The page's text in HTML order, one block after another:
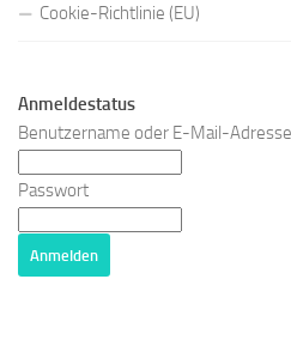
Cookie-Richtlinie (EU)
Anmeldestatus
Benutzername oder E-Mail-Adresse
Passwort